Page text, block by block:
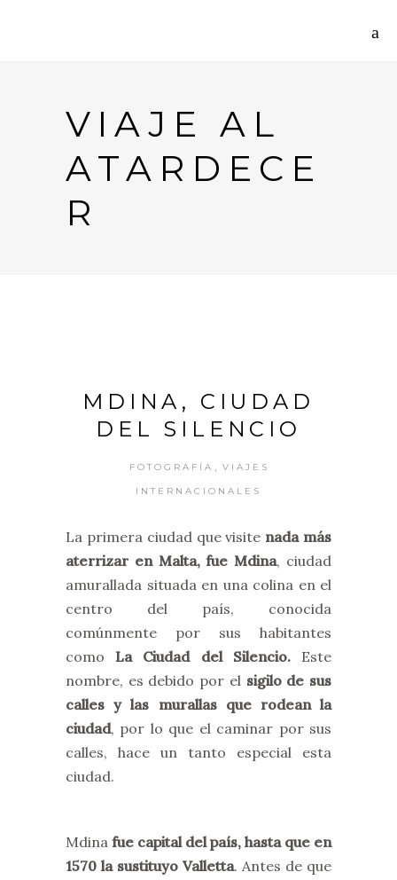
VIAJE AL
ATARDECE
R
MDINA, CIUDAD
DEL SILENCIO
FOTOGRAFÍA VIAJES
INTERNACIONALES
La primera ciudad que visite nada más
aterrizar en Malta, fue Mdina, ciudad
amurallada situada en una colina en el
centro del país, conocida
comúnmente por sus habitantes
comoLa Ciudad del Silencio. Este
nombre, es debido por el sigilo de sus
calles y las murallas que rodean la
ciudad, por lo que el caminar por sus
calles, hace un tanto especial esta
ciudad.
Mdina fue capital del país, hasta que en
1570 la sustituyo Valletta. Antes de que